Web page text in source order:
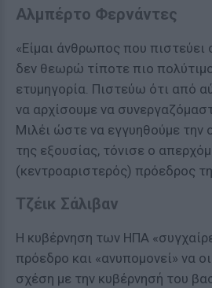
Αλμπέρτο Φερνάντες
«Είμαι άνθρωπος που πιστεύει
δεν θεωρώ τίποτε πιο
ετυμηγορία. Πιστεύω ότι από
να αρχίσουμε να
Μιλέι ώστε να εγγυηθούμε την
της εξουσίας, τόνισε ο
(κεντροαριστερός) πρόεδρος
Τζέικ Σάλιβαν
Η κυβέρνηση των ΗΠΑ
πρόεδρο και «ανυπομονεί» να
σχέση με την κυβέρνησή του